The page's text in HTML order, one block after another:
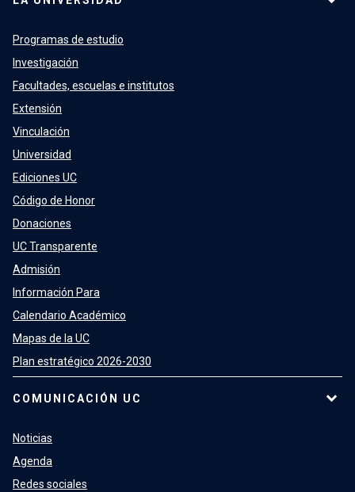
Programas de estudio
Investigación
Facultades, escuelas e institutos
Extensión
Vinculación
Universidad
Ediciones UC
Código de Honor
Donaciones
UC Transparente
Admisión
Información Para
Calendario Académico
Mapas de la UC
Plan estratégico 2026-2030
COMUNICACIÓN UC
Noticias
Agenda
Redes sociales